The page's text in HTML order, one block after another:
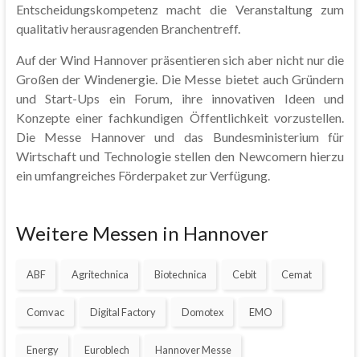
Entscheidungskompetenz macht die Veranstaltung zum
qualitativ herausragenden Branchentreff.
Auf der Wind Hannover präsentieren sich aber nicht nur die
Großen der Windenergie. Die Messe bietet auch Gründern
und Start-Ups ein Forum, ihre innovativen Ideen und
Konzepte einer fachkundigen Öffentlichkeit vorzustellen.
Die Messe Hannover und das Bundesministerium für
Wirtschaft und Technologie stellen den Newcomern hierzu
ein umfangreiches Förderpaket zur Verfügung.
Weitere Messen in Hannover
ABF Agritechnica Biotechnica Cebit Cemat
Comvac Digital Factory Domotex EMO
Energy Euroblech Hannover Messe